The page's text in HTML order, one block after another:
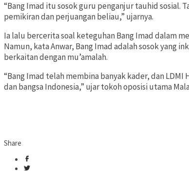
“Bang Imad itu sosok guru penganjur tauhid sosial.
pemikiran dan perjuangan beliau,” ujarnya.
Ia lalu bercerita soal keteguhan Bang Imad dalam
Namun, kata Anwar, Bang Imad adalah sosok yang
berkaitan dengan mu’amalah.
“Bang Imad telah membina banyak kader, dan
dan bangsa Indonesia,” ujar tokoh oposisi utama
Share